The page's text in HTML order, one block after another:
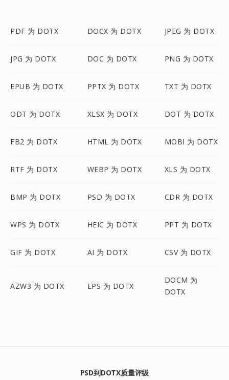
PDF 为 DOTX DOCX 为 DOTX JPEG 为 DOTX
JPG 为 DOTX DOC 为 DOTX PNG 为 DOTX
EPUB 为 DOTX PPTX 为 DOTX TXT 为 DOTX
ODT 为 DOTX XLSX 为 DOTX DOT 为 DOTX
FB2 为 DOTX HTML 为 DOTX MOBI 为 DOTX
RTF 为 DOTX WEBP 为 DOTX XLS 为 DOTX
BMP 为 DOTX PSD 为 DOTX CDR 为 DOTX
WPS 为 DOTX HEIC 为 DOTX PPT 为 DOTX
GIF 为 DOTX AI 为 DOTX CSV 为 DOTX
AZW3 为 DOTX EPS 为 DOTX
DOCM 为
DOTX
PSD到DOTX质量评级